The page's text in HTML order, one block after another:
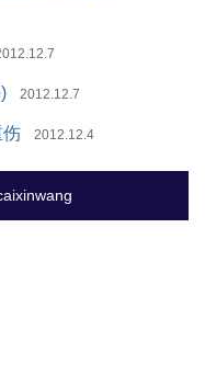
2012.12.7
伤 2012.12.4